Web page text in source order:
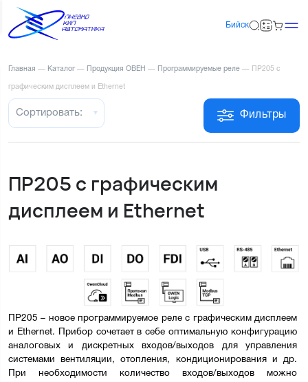
Бийск
Главная — Каталог — Продукция ОВЕН — Программируемые реле — ПР205 с
графическим дисплеем и Ethernet
Фильтры
Сортировать:
ПР205 с графическим
дисплеем и Ethernet
ПР205 – новое программируемое реле с графическим дисплеем
и Ethernet. Прибор сочетает в себе оптимальную конфигурацию
аналоговых и дискретных входов/выходов для управления
системами вентиляции, отопления, кондиционирования и др.
При необходимости количество входов/выходов можно